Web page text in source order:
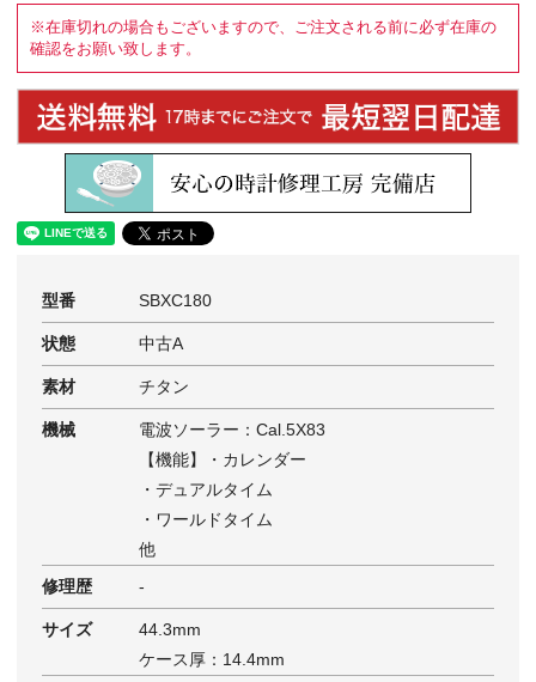
※在庫切れの場合もございますので、ご注文される前に必ず在庫の
確認をお願い致します。
型番 SBXC180
状態 中古A
素材 チタン
機械
電波ソーラー：Cal.5X83
【機能】・カレンダー
・デュアルタイム
・ワールドタイム
他
修理歴
-
サイズ
44.3mm
ケース厚：14.4mm